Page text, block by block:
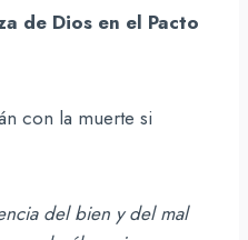
de Dios en el Pacto
con la muerte si
del bien y del mal